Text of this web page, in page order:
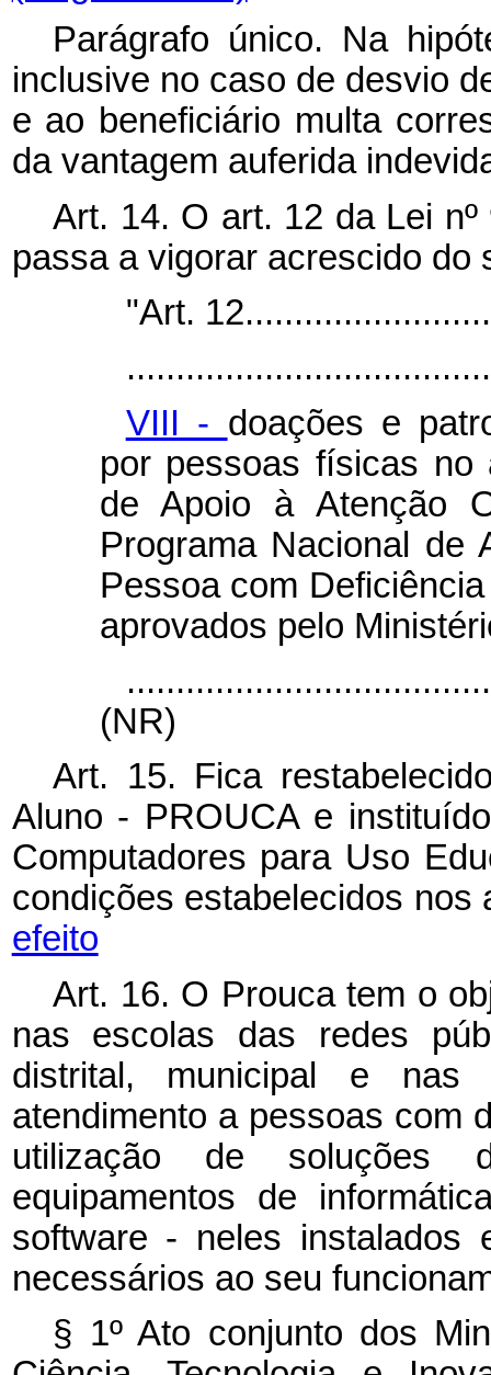
Parágrafo único. Na
inclusive no caso de desvio
e ao beneficiário multa
da vantagem auferida
Art. 14. O art. 12 da Lei
passa a vigorar acrescido do
"Art.
VIII - doações e
por pessoas físicas no
de Apoio à Atenção
Programa Nacional de
Pessoa com
aprovados pelo
(NR)
Art. 15. Fica
Aluno - PROUCA e
Computadores para Uso
condições estabelecidos
efeito
Art. 16. O Prouca tem o
nas escolas das redes
distrital, municipal e
atendimento a pessoas com
utilização de soluções
equipamentos de
software - neles instalados
necessários ao seu
§ 1º Ato conjunto dos